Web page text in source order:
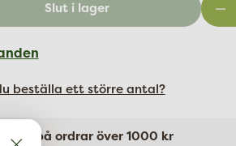
Slut i lager
beställa ett större antal?
frakt på ordrar över 1000 kr